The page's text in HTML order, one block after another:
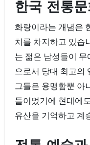
한국 전통
화랑이라는 개념은
치를 차지하고 있습
는 젊은 남성들이
으로서 당대 최고의
그들은 용맹함뿐 아
들이었기에 현대에
유산을 기억하고 계